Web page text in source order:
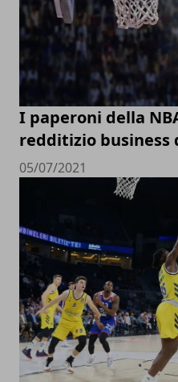
I paperoni della
redditizio business
05/07/2021